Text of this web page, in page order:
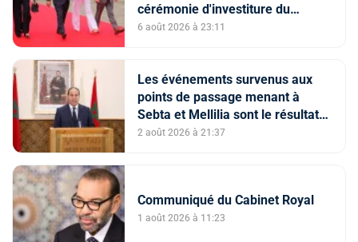
cérémonie d'investiture du
nouveau président colombien
6 août 2026 à 23:11
Les événements survenus aux
points de passage menant à
Sebta et Mellilia sont le résultat
de facteurs intriqués, dont
d'informations trompeuses
(Porte-parole du ministère de
2 août 2026 à 21:37
Communiqué du Cabinet Royal
1 août 2026 à 11:23